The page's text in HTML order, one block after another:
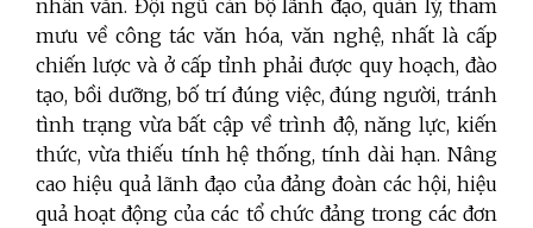
nhân văn. Đội ngũ cán bộ lãnh đạo, quản lý, tham
mưu về công tác văn hóa, văn nghệ, nhất là cấp
chiến lược và ở cấp tỉnh phải được quy hoạch, đào
tạo, bồi dưỡng, bố trí đúng việc, đúng người, tránh
tình trạng vừa bất cập về trình độ, năng lực, kiến
thức, vừa thiếu tính hệ thống, tính dài hạn. Nâng
cao hiệu quả lãnh đạo của đảng đoàn các hội, hiệu
quả hoạt động của các tổ chức đảng trong các đơn